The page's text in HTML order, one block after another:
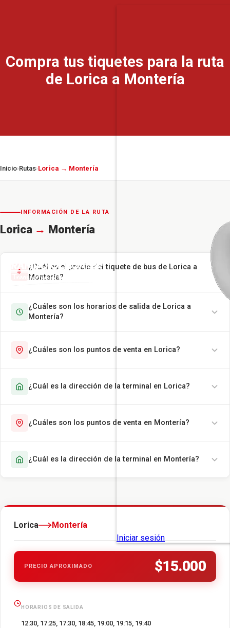
Compra tus tiquetes para la ruta
de Lorica a Montería
Inicio›Rutas›Lorica → Montería
INFORMACIÓN DE LA RUTA
Lorica → Montería
¿Cuál es el precio del tiquete de bus de Lorica a
Montería?
¿Cuáles son los horarios de salida de Lorica a
Montería?
¿Cuáles son los puntos de venta en Lorica?
¿Cuál es la dirección de la terminal en Lorica?
¿Cuáles son los puntos de venta en Montería?
¿Cuál es la dirección de la terminal en Montería?
Lorica Montería
PRECIO APROXIMADO $15.000
HORARIOS DE SALIDA
12:30, 17:25, 17:30, 18:45, 19:00, 19:15, 19:40